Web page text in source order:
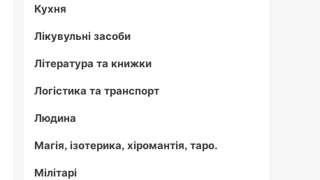
Кухня
Лікувульні засоби
Література та книжки
Логістика та транспорт
Людина
Магія, ізотерика, хіромантія, таро.
Мілітарі